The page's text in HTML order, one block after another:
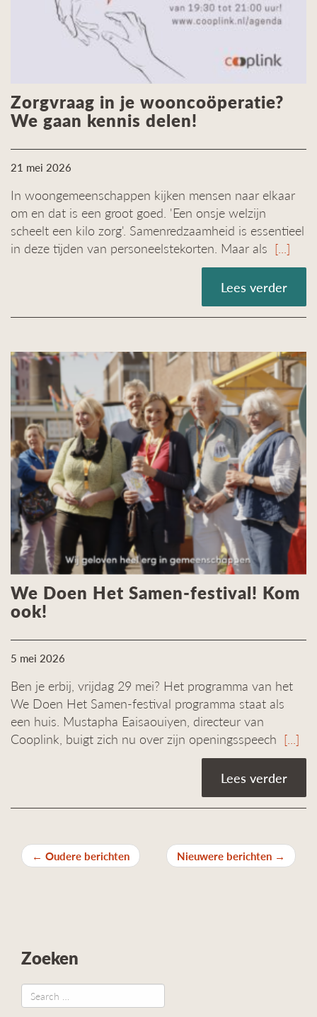
Zorgvraag in je wooncoöperatie?
We gaan kennis delen!
21 mei 2026
In woongemeenschappen kijken mensen naar elkaar
om en dat is een groot goed. 'Een onsje welzijn
scheelt een kilo zorg'. Samenredzaamheid is essentieel
in deze tijden van personeelstekorten. Maar als [...]
Lees verder
We Doen Het Samen-festival! Kom
ook!
5 mei 2026
Ben je erbij, vrijdag 29 mei? Het programma van het
We Doen Het Samen-festival programma staat als
een huis. Mustapha Eaisaouiyen, directeur van
Cooplink, buigt zich nu over zijn openingsspeech [...]
Lees verder
Berichten
navigatie
← Oudere berichten Nieuwere berichten →
Zoeken